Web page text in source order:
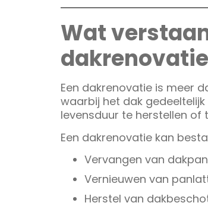
Wat
Een dakrenovatie is meer
waarbij het dak
levensduur te herstellen of
Een dakrenovatie kan
Vervangen van
Vernieuwen van
Herstel van